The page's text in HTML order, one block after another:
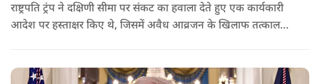
राष्ट्रपति ट्रंप ने दक्षिणी सीमा पर संकट का हवाला देते हुए एक कार्यकारी
आदेश पर हस्ताक्षर किए थे, जिसमें अवैध आव्रजन के खिलाफ तत्काल